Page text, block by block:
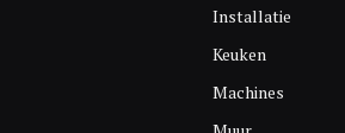
Installatie
Keuken
Machines